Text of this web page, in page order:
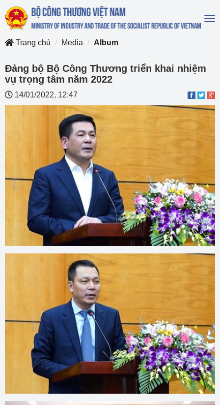
Trang chủ
Media Album
Đảng bộ Bộ Công Thương triển khai nhiệm
vụ trọng tâm năm 2022
14/01/2022, 12:47